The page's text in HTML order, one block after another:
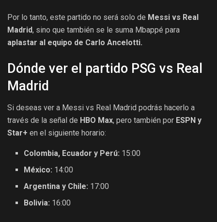
Por lo tanto, este partido no será solo de Messi vs Real
Madrid, sino que también se le suma Mbappé para
aplastar al equipo de Carlo Ancelotti.
Dónde ver el partido PSG vs Real
Madrid
Si deseas ver a Messi vs Real Madrid podrás hacerlo a
través de la señal de HBO Max, pero también por ESPN y
Star+ en el siguiente horario:
Colombia, Ecuador y Perú: 15:00
México: 14:00
Argentina y Chile: 17:00
Bolivia: 16:00